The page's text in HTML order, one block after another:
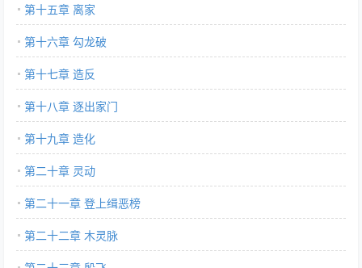
第十五章 离家
第十六章 勾龙破
第十七章 造反
第十八章 逐出家门
第十九章 造化
第二十章 灵动
第二十一章 登上缉恶榜
第二十二章 木灵脉